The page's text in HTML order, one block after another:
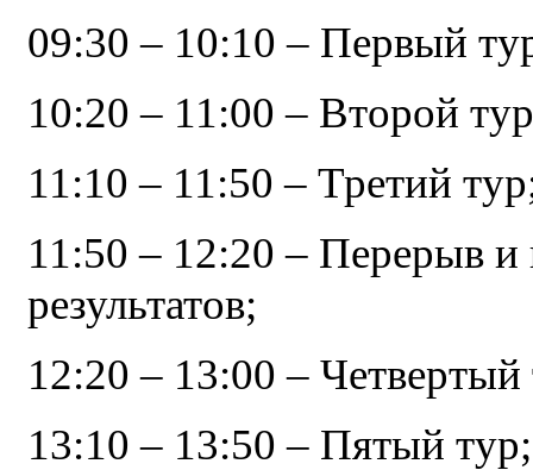
09:30 – 10:10 – Первый
10:20 – 11:00 – Второй
11:10 – 11:50 – Третий
11:50 – 12:20 – Перерыв и
результатов;
12:20 – 13:00 – Четвертый
13:10 – 13:50 – Пятый тур;